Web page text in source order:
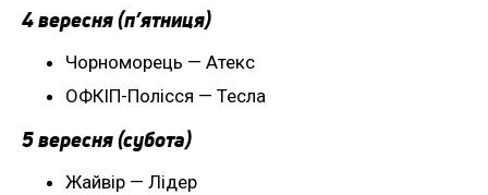
4 вересня (п’ятниця)
Чорноморець — Атекс
ОФКІП-Полісся — Тесла
5 вересня (субота)
Жайвір — Лідер